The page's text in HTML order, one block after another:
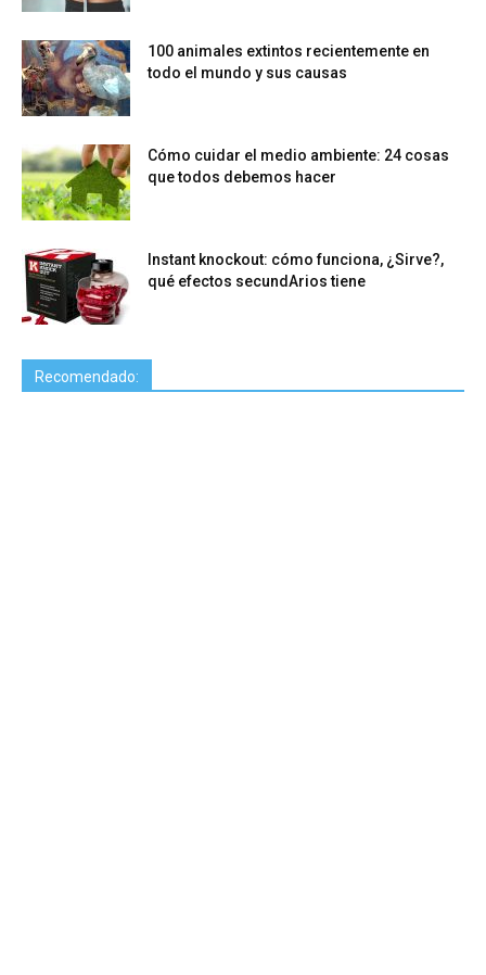
100 animales extintos recientemente en
todo el mundo y sus causas
Cómo cuidar el medio ambiente: 24 cosas
que todos debemos hacer
Instant knockout: cómo funciona, ¿Sirve?,
qué efectos secundArios tiene
Recomendado: